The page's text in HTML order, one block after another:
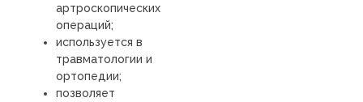
артроскопических
операций;
используется в
травматологии и
ортопедии;
позволяет